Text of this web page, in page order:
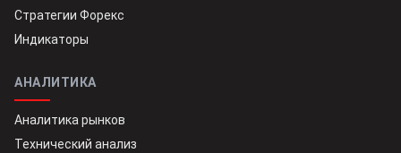
Стратегии Форекс
Индикаторы
АНАЛИТИКА
Аналитика рынков
Технический анализ